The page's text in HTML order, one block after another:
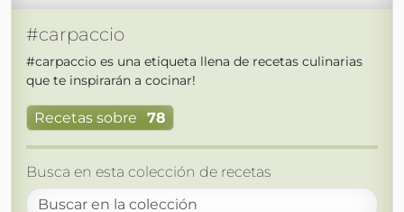
#carpaccio
#carpaccio es una etiqueta llena de recetas culinarias
que te inspirarán a cocinar!
Recetas sobre 78
Busca en esta colección de recetas